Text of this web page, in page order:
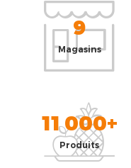
9
Magasins
11 000+
Produits